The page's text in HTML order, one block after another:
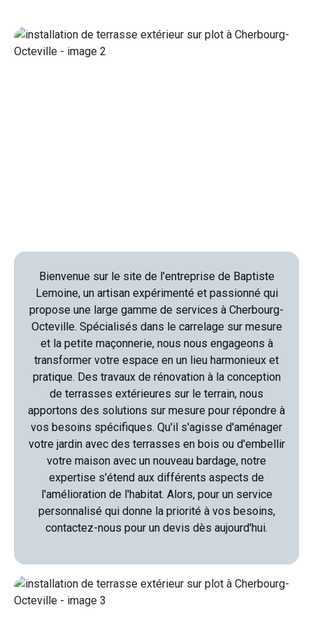
Bienvenue sur le site de l'entreprise de Baptiste
Lemoine, un artisan expérimenté et passionné qui
propose une large gamme de services à Cherbourg-
Octeville. Spécialisés dans le carrelage sur mesure
et la petite maçonnerie, nous nous engageons à
transformer votre espace en un lieu harmonieux et
pratique. Des travaux de rénovation à la conception
de terrasses extérieures sur le terrain, nous
apportons des solutions sur mesure pour répondre à
vos besoins spécifiques. Qu'il s'agisse d'aménager
votre jardin avec des terrasses en bois ou d'embellir
votre maison avec un nouveau bardage, notre
expertise s'étend aux différents aspects de
l'amélioration de l'habitat. Alors, pour un service
personnalisé qui donne la priorité à vos besoins,
contactez-nous pour un devis dès aujourd'hui.